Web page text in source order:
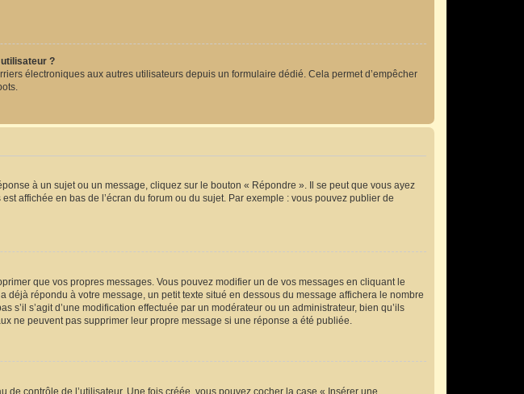
utilisateur ?
électroniques aux autres utilisateurs depuis un formulaire dédié. Cela permet d’empêcher
à un sujet ou un message, cliquez sur le bouton « Répondre ». Il se peut que vous ayez
affichée en bas de l’écran du forum ou du sujet. Par exemple : vous pouvez publier de
que vos propres messages. Vous pouvez modifier un de vos messages en cliquant le
répondu à votre message, un petit texte situé en dessous du message affichera le nombre
s’il s’agit d’une modification effectuée par un modérateur ou un administrateur, bien qu’ils
ne peuvent pas supprimer leur propre message si une réponse a été publiée.
contrôle de l’utilisateur. Une fois créée, vous pouvez cocher la case « Insérer une